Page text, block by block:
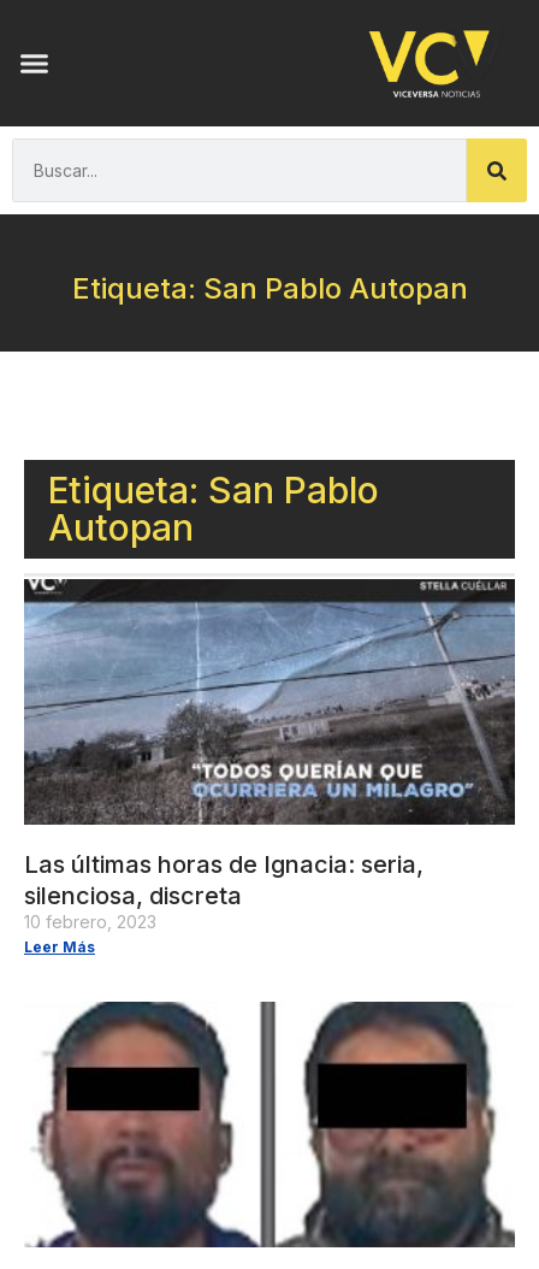
Etiqueta: San Pablo Autopan
Etiqueta: San Pablo
Autopan
Las últimas horas de Ignacia: seria,
silenciosa, discreta
10 febrero, 2023
Leer Más